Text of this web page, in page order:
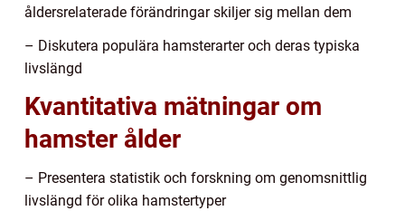
åldersrelaterade förändringar skiljer sig mellan dem
– Diskutera populära hamsterarter och deras typiska
livslängd
Kvantitativa mätningar om
hamster ålder
– Presentera statistik och forskning om genomsnittlig
livslängd för olika hamstertyper